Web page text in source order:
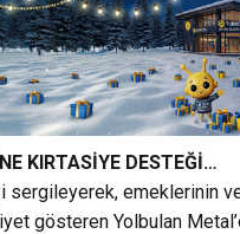
KIRTASİYE DESTEĞİ…
emeklerinin
gösteren Yolbulan